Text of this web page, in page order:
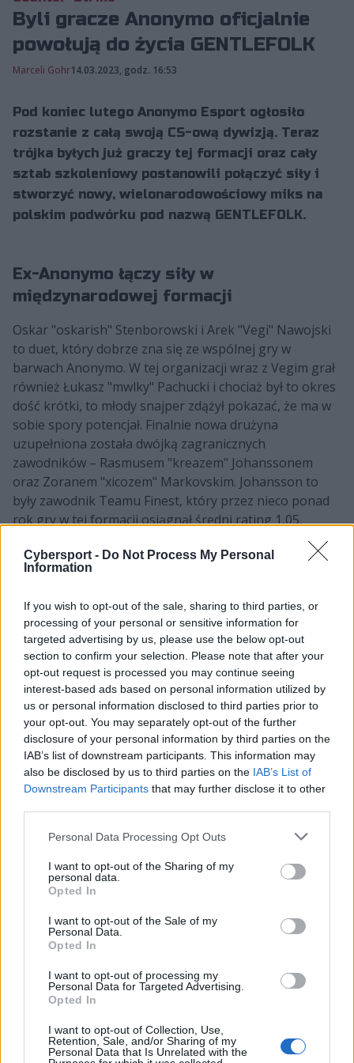
Cybersport - Do Not Process My Personal
Information
If you wish to opt-out of the sale, sharing to third parties, or
processing of your personal or sensitive information for
targeted advertising by us, please use the below opt-out
section to confirm your selection. Please note that after your
opt-out request is processed you may continue seeing
interest-based ads based on personal information utilized by
us or personal information disclosed to third parties prior to
your opt-out. You may separately opt-out of the further
disclosure of your personal information by third parties on the
IAB’s list of downstream participants. This information may
also be disclosed by us to third parties on the IAB’s List of
Downstream Participants that may further disclose it to other
Personal Data Processing Opt Outs
I want to opt-out of the Sharing of my
personal data.
Opted In
I want to opt-out of the Sale of my
Personal Data.
Opted In
I want to opt-out of processing my
Personal Data for Targeted Advertising.
Opted In
I want to opt-out of Collection, Use,
Retention, Sale, and/or Sharing of my
Personal Data that Is Unrelated with the
Byli gracze Anonymo oficjalnie
powołują do życia GENTLEFOLK
Marceli Gohr14.03.2023, godz. 16:53
Pod koniec lutego Anonymo Esport ogłosiło
rozstanie z całą swoją CS-ową dywizją. Teraz
trójka byłych już graczy tej formacji oraz cały
sztab szkoleniowy postanowili połączyć siły i
stworzyć nowy, wielonarodowościowy miks na
polskim podwórku pod nazwą GENTLEFOLK.
Ex-Anonymo łączy siły w
międzynarodowej formacji
Oskar "oskarish" Stenborowski i Arek "Vegi" Nawojski
to duet, który dobrze zna się ze wspólnej gry w
barwach Anonymo. W tej organizacji wraz z Vegim grał
również Łukasz "mwlky" Pachucki i chociaż był to okres
dość krótki, to młody snajper zdążył pokazać, że ma w
sobie spory potencjał. Finalnie nowa drużyna
uzupełniona została dwójką zagranicznych
zawodników – Rasmusem "kreazem" Johanssonem
oraz Zoranem "xicozem" Markovskim. Johansson to
były zawodnik Teamu Finest, który przez nieco ponad
rok gry w tej formacji osiągnął średni rating 1,05,
wcześniej zaś zaliczył krótki epizod w North. Markovski
w pierwszych dwóch miesiącach tego roku
reprezentował barwy BLUEJAYS, notując rating na
Po rozstaniu z Anonymo chcieliśmy stworzyć
młodszy projekt, który w dalszym ciągu będzie mógł
rywalizować na scenie polskiej, ale także
międzynarodowej. Otworzenie się na rynek europejski
sprawiło, że nasze perspektywy na budowę znacząco
się poszerzyły. Treningi wyglądały dla wszystkich na
tyle optymistycznie, że zdecydowaliśmy się na wspólną
grę pomimo braku wsparcia jakiejkolwiek organizacji.
Tak powstało GENTLEFOLK— tak całą sytuację opisuje
manager tej drużyny, Radek "Jahrez" Borcuch.
Hello, Twitter!
The Gentlefolk project moves on to its next
phase! We are currently looking for a place in
which to continue our journey as a legitimate
CS:GO team.
To any interested organizations, please
contact us at
gentlefolk.csgo@gmail.com
, or
through DM. ⚔️pic.twitter.com/jZuB7rXnsp
2023